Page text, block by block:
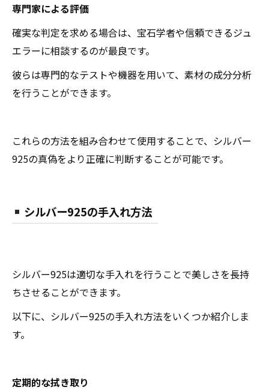
専門家による評価
確実な判定を求める場合は、宝石学者や信頼できるジュ
エラーに相談するのが最良です。
彼らは専門的なテストや機器を用いて、素材の成分分析
を行うことができます。
これらの方法を組み合わせて使用することで、シルバー
925の真偽をより正確に判断することが可能です。
シルバー925の手入れ方法
シルバー925は適切な手入れを行うことで美しさを長持
ちさせることができます。
以下に、シルバー925の手入れ方法をいくつか紹介しま
す。
定期的な拭き取り